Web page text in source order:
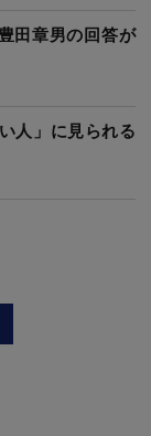
田章男の回答が
人」に見られる